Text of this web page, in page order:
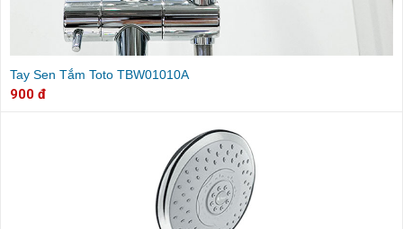
Tay Sen Tắm Toto TBW01010A
900 đ